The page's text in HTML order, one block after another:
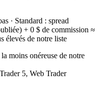
· Standard : spread
+ 0 $ de commission ≈
élevés de notre liste
moins onéreuse de notre
5, Web Trader